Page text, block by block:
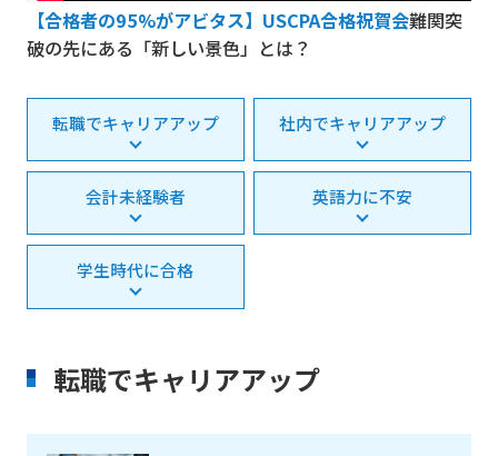
【合格者の95%がアビタス】USCPA合格祝賀会難関突
破の先にある「新しい景色」とは？
転職でキャリアアップ 社内でキャリアアップ
会計未経験者 英語力に不安
学生時代に合格
転職でキャリアアップ